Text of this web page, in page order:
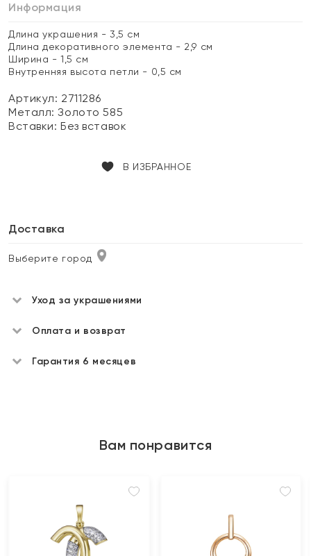
Информация
Длина украшения - 3,5 см
Длина декоративного элемента - 2,9 см
Ширина - 1,5 см
Внутренняя высота петли - 0,5 см
Артикул: 2711286
Металл:Золото 585
Вставки:Без вставок
В ИЗБРАННОЕ
Доставка
Выберите город
Уход за украшениями
Оплата и возврат
Гарантия 6 месяцев
Вам понравится